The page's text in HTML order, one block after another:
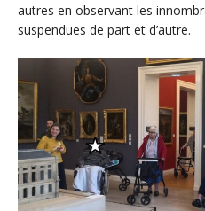
autres en observant les
suspendues de part et d’autre.